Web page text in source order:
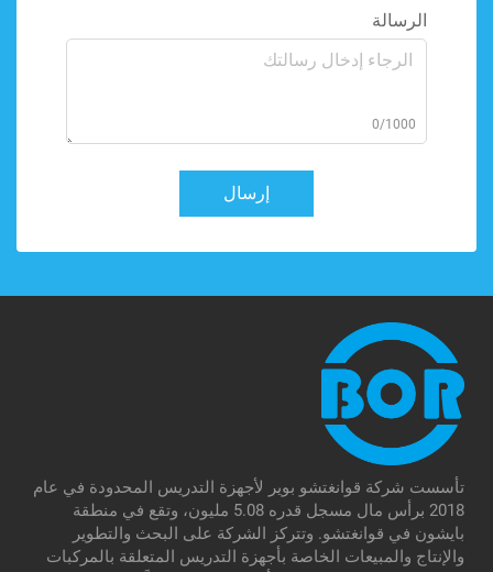
الرسالة
0/1000
إرسال
تأسست شركة قوانغتشو بوير لأجهزة التدريس المحدودة في عام
2018 برأس مال مسجل قدره 5.08 مليون، وتقع في منطقة
بايشون في قوانغتشو. وتتركز الشركة على البحث والتطوير
والإنتاج والمبيعات الخاصة بأجهزة التدريس المتعلقة بالمركبات